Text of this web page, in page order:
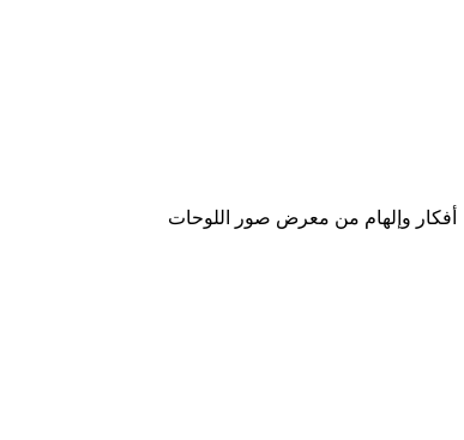
أفكار وإلهام من معرض صور اللوحات